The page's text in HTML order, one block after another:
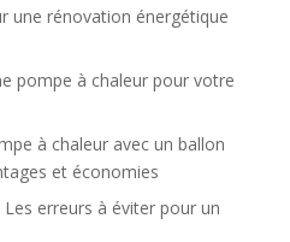
une rénovation énergétique
pompe à chaleur pour votre
à chaleur avec un ballon
et économies
erreurs à éviter pour un